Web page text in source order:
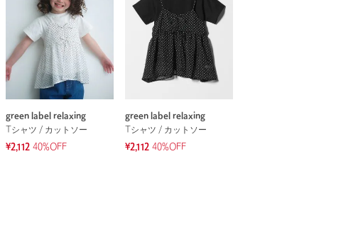
green label relaxing
Tシャツ / カットソー
¥2,112 40%OFF
green label relaxing
Tシャツ / カットソー
¥2,112 40%OFF